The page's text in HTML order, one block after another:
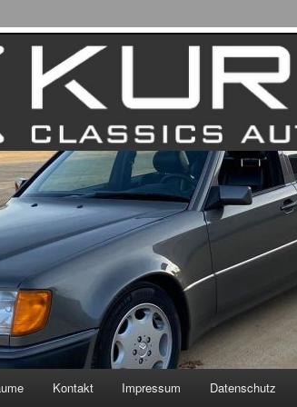
Kontakt Impressum Datenschutz